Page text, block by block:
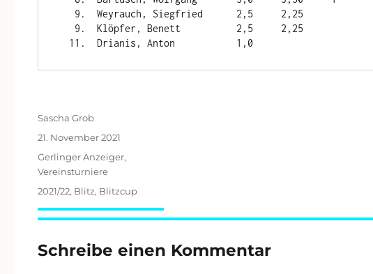
Autor
Sascha Grob
Veröffentlicht
am
21. November 2021
Kategorien
Gerlinger Anzeiger,
Vereinsturniere
Schlagwörter
2021/22, Blitz, Blitzcup
Schreibe einen Kommentar